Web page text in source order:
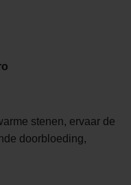
stenen, ervaar de
doorbloeding,